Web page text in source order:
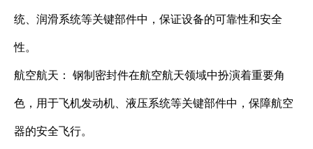
统、润滑系统等关键部件中，保证设备的可靠性和安全
性。
航空航天： 钢制密封件在航空航天领域中扮演着重要角
色，用于飞机发动机、液压系统等关键部件中，保障航空
器的安全飞行。